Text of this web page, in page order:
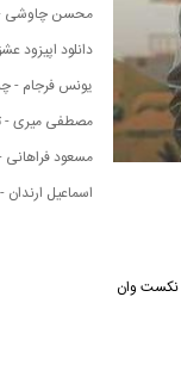
موسیقی نکست وان
محسن چاوشی -
دانلود اپیزود
یونس فرجام -
مصطفی میری -
مسعود فراهانی -
اسماعیل ارندان